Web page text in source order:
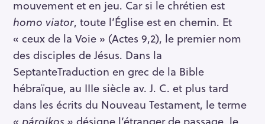
mouvement et en jeu. Car si le chrétien est
homo viator, toute l’Église est en chemin. Et
« ceux de la Voie » (Actes 9,2), le premier nom
des disciples de Jésus. Dans la
SeptanteTraduction en grec de la Bible
hébraïque, au IIIe siècle av. J. C. et plus tard
dans les écrits du Nouveau Testament, le terme
« pároikos » désigne l’étranger de passage, le